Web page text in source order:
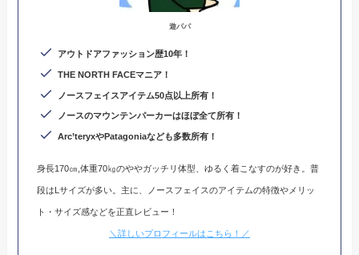
遊パパ
アウトドアファッション歴10年！
THE NORTH FACEマニア！
ノースフェイスアイテム50点以上所有！
ノースのマウンテンパーカーはほぼ全て所有！
Arc’teryxやPatagoniaなども多数所有 ！
身長170㎝,体重70㎏のややガッチリ体型、ゆるく着こなすのが好き。普
段はLサイズが多い。主に、ノースフェイスのアイテムの特徴やメリッ
ト・サイズ感などを正直レビュー！
＼詳しいプロフィールはこちら！／